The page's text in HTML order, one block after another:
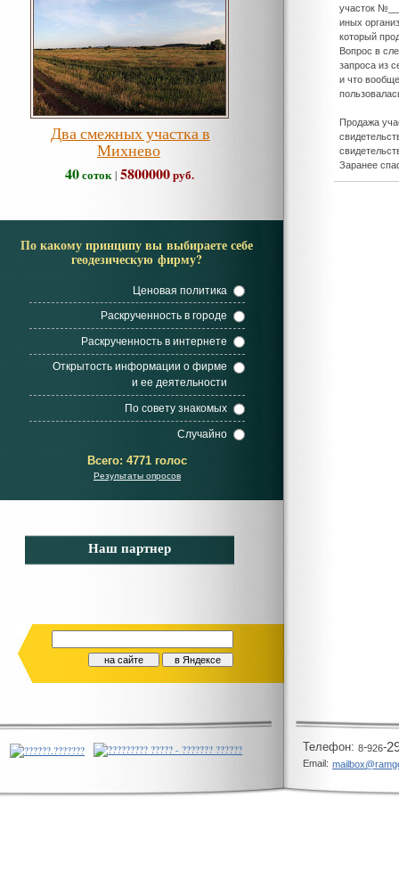
Два смежных участка в
Михнево
40соток| 5800000руб.
По какому принципу вы выбираете себе
геодезическую фирму?
Ценовая политика
Раскрученность в городе
Раскрученность в интернете
Открытость информации о фирме
и ее деятельности
По совету знакомых
Случайно
Всего: 4771 голос
Результаты опросов
Наш партнер
участок №__
иных
который
Вопрос в
запроса из
и что
Продажа
Заранее
Телeфон: 8-926-
Email: